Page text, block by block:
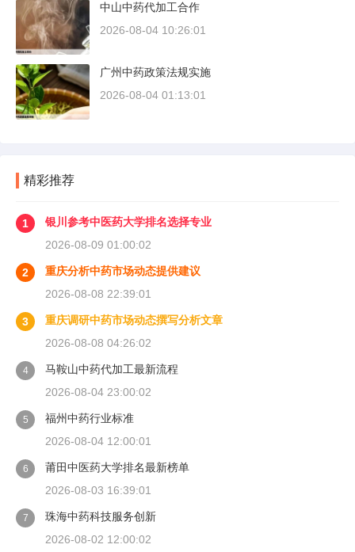
中山中药代加工合作
2026-08-04 10:26:01
广州中药政策法规实施
2026-08-04 01:13:01
精彩推荐
1
银川参考中医药大学排名选择专业
2026-08-09 01:00:02
2
重庆分析中药市场动态提供建议
2026-08-08 22:39:01
3
重庆调研中药市场动态撰写分析文章
2026-08-08 04:26:02
4
马鞍山中药代加工最新流程
2026-08-04 23:00:02
5
福州中药行业标准
2026-08-04 12:00:01
6
莆田中医药大学排名最新榜单
2026-08-03 16:39:01
7
珠海中药科技服务创新
2026-08-02 12:00:02